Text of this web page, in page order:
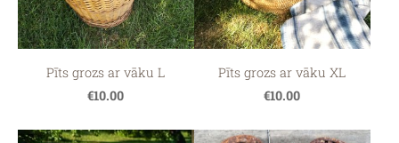
Pīts grozs ar vāku L
€10.00
Pīts grozs ar vāku XL
€10.00